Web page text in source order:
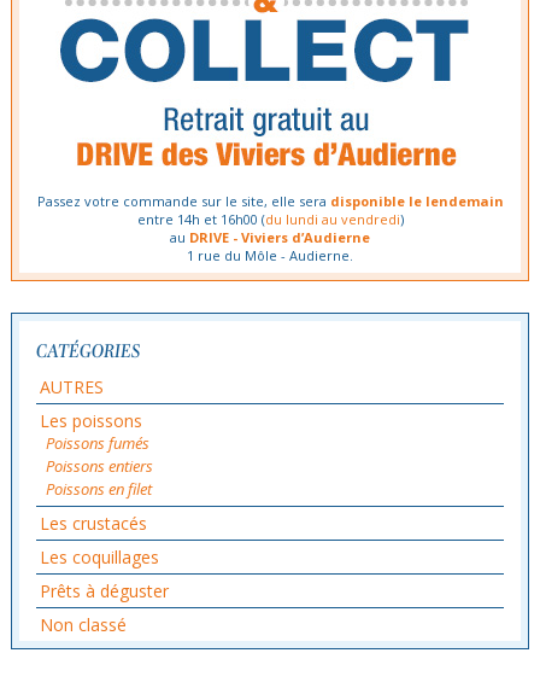
Passez votre commande sur le site, elle sera disponible le lendemain
entre 14h et 16h00 (du lundi au vendredi)
au DRIVE - Viviers d’Audierne
1 rue du Môle - Audierne.
CATÉGORIES
AUTRES
Les poissons
Poissons fumés
Poissons entiers
Poissons en filet
Les crustacés
Les coquillages
Prêts à déguster
Non classé